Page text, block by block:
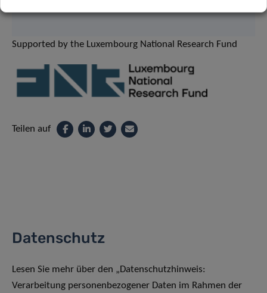
Supported by the Luxembourg National Research Fund
Teilen auf
Datenschutz
Lesen Sie mehr über den „Datenschutzhinweis:
Verarbeitung personenbezogener Daten im Rahmen der